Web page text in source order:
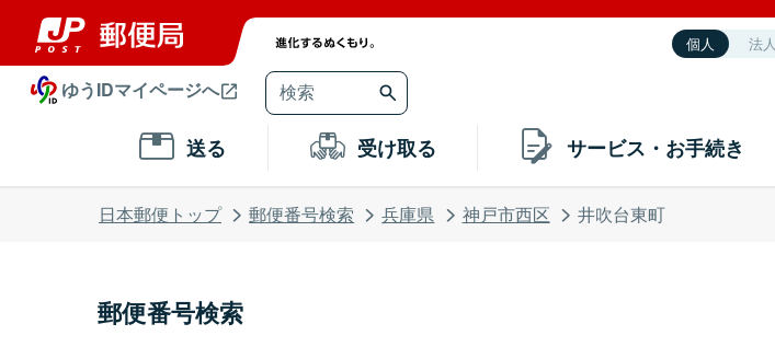
個人 法人
ゆうIDマイページへ
送る 受け取る サービス・お手続き
日本郵便トップ 郵便番号検索 兵庫県 神戸市西区 井吹台東町
郵便番号検索